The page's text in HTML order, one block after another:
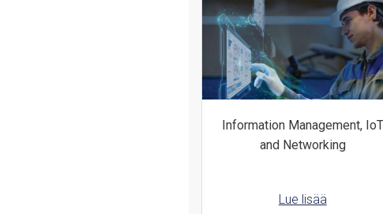
Infor­mation Mana­gement, IoT
and Net­working
Lue lisää